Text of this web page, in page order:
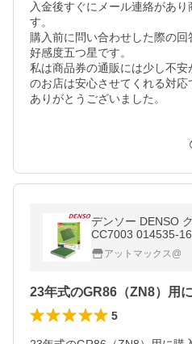
入金後すぐにメール連絡があ
す。
購入前に問い合わせした際の
好感度五つ星です。
私は商品券の通販には少し不
のお店は安心させてくれる対応
ありがとうございました。
デンソー DENSO
CC7003 014535-
フィルター
アットマックス@
23年式のGR86（ZN8）用
5